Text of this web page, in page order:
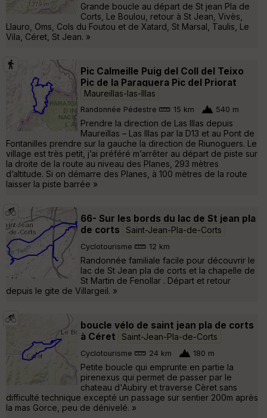
Grande boucle au départ de St jean Pla de
Corts, Le Boulou, retour à St Jean, Vivès,
Llauro, Oms, Cols du Foutou et de Xatard, St Marsal, Taulis, Le
Vila, Céret, St Jean. »
Pic Calmeille Puig del Coll del Teixo
Pic de la Paraguera Pic del Priorat
Maureillas-las-Illas
Randonnée Pédestre 15 km 540 m
Prendre la direction de Las Illas depuis
Maureillas – Las Illas par la D13 et au Pont de
Fontanilles prendre sur la gauche la direction de Riunoguers. Le
village est très petit, j’ai préféré m’arrêter au départ de piste sur
la droite de la route au niveau des Planes, 293 mètres
d’altitude. Si on démarre des Planes, à 100 mètres de la route
laisser la piste barrée »
66- Sur les bords du lac de St jean pla
de corts
Saint-Jean-Pla-de-Corts
Cyclotourisme 12 km
Randonnée familiale facile pour découvrir le
lac de St Jean pla de corts et la chapelle de
St Martin de Fenollar . Départ et retour
depuis le gite de Villargeil. »
boucle vélo de saint jean pla de corts
à Céret
Saint-Jean-Pla-de-Corts
Cyclotourisme 24 km 180 m
Petite boucle qui emprunte en partie la
pirenexus qui permet de passer par le
chateau d'Aubiry et traverse Cèret sans
difficulté technique excepté un passage sur sentier 200m après
la mas Gorce, peu de dénivelé. »